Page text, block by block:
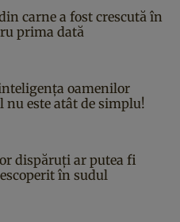
carne a fost crescută în
prima dată
oamenilor
nu este atât de simplu!
dispăruți ar putea fi
în sudul